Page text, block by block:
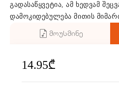
გადასაწყვეტია, ამ ხედვამ
დამოკიდებულება მითის
მოუსმინე
14.95₾